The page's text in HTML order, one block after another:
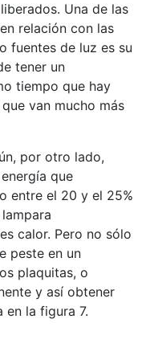
Una de las
relación con las
fuentes de luz es su
tener un
tiempo que hay
van mucho más
por otro lado,
que
entre el 20 y el 25%
calor. Pero no sólo
peste en un
plaquitas, o
y así obtener
en la figura 7.